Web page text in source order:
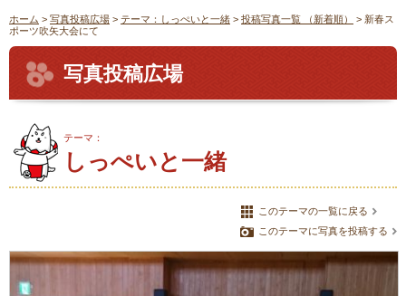
ホーム > 写真投稿広場 > テーマ：しっぺいと一緒 > 投稿写真一覧 （新着順）
> 新春ス
ポーツ吹矢大会にて
写真投稿広場
テーマ：
しっぺいと一緒
このテーマの一覧に戻る
このテーマに写真を投稿する